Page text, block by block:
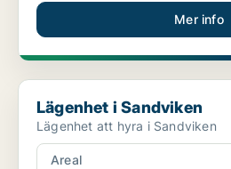
Mer info
Lägenhet i Sandviken
Lägenhet i Sandviken
Lägenhet att hyra i Sandviken
Areal